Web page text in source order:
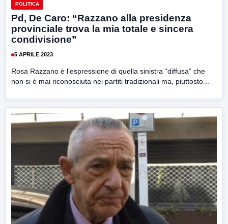
POLITICA
Pd, De Caro: “Razzano alla presidenza
provinciale trova la mia totale e sincera
condivisione”
5 APRILE 2023
Rosa Razzano è l’espressione di quella sinistra “diffusa” che
non si è mai riconosciuta nei partiti tradizionali ma, piuttosto...